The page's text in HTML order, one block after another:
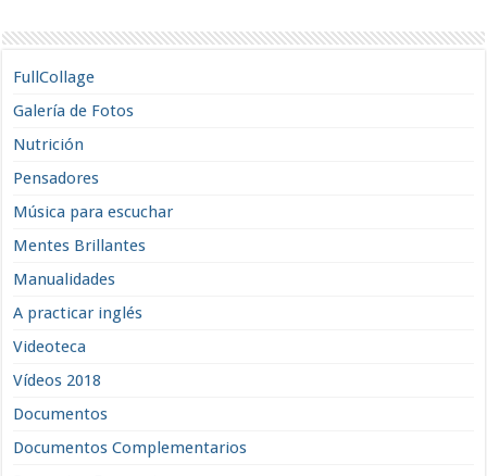
FullCollage
Galería de Fotos
Nutrición
Pensadores
Música para escuchar
Mentes Brillantes
Manualidades
A practicar inglés
Videoteca
Vídeos 2018
Documentos
Documentos Complementarios